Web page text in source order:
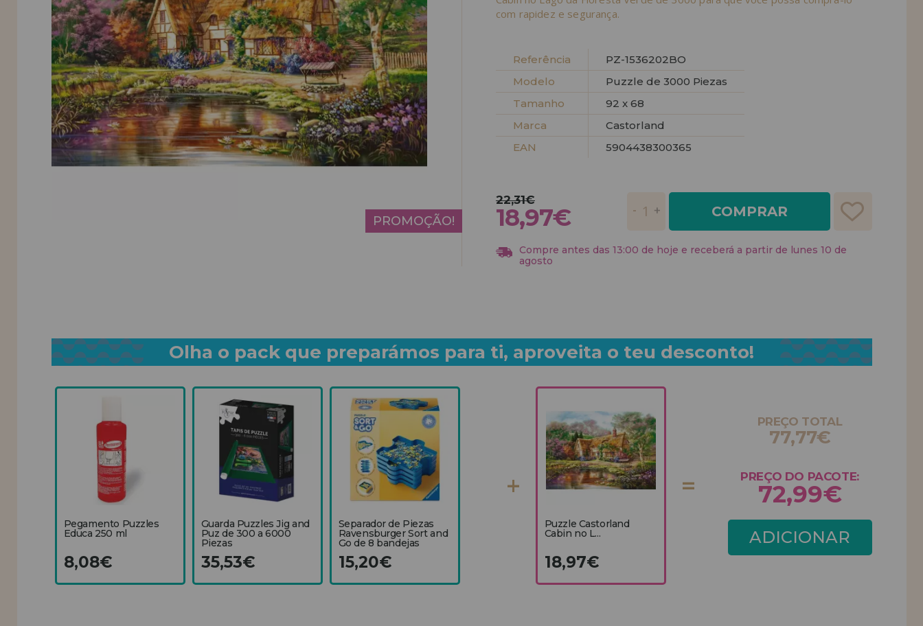
LIQUIDAÇÕES
EM FORMAÇÃO
info@casadopuzzle.pt
com rapidez e segurança.
Referência
PZ-1536202BO
Modelo
Puzzle de 3000 Piezas
Tamanho
92 x 68
Marca
Castorland
EAN
5904438300365
PROMOÇÃO!
22,31€
18,97€ COMPRAR
Compre antes das 13:00 de hoje e receberá a partir de lunes 10 de
agosto
Olha o pack que preparámos para ti, aproveita o teu desconto!
Pegamento Puzzles
Educa 250 ml
8,08€
Guarda Puzzles Jig and
Puz de 300 a 6000
Piezas
35,53€
Separador de Piezas
Ravensburger Sort and
Go de 8 bandejas
15,20€
Puzzle Castorland
Cabin no L...
18,97€
PREÇO TOTAL
77,77€
PREÇO DO PACOTE:
72,99€
ADICIONAR